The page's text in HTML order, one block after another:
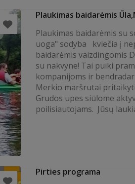
Plaukimas baidarėmis
Plaukimas baidarėmis su
uoga" sodyba kviečia į
baidarėmis vaizdingomis
su nakvyne! Tai puiki
kompanijoms ir
Merkio maršrutai
Grudos upes siūlome
poilisiautojams. Jūsų
Pirties programa